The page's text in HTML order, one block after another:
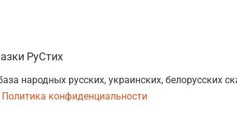
РуСтих
народных русских, украинских, белорусских
Политика конфиденциальности